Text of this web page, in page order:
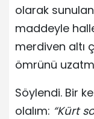
olarak
maddeyle
merdiven altı
ömrünü
Söylendi. Bir
olalım: “Kürt